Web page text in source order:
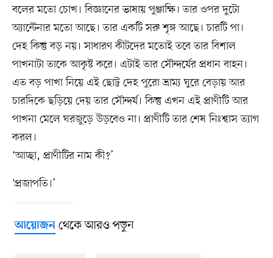
বলের মতো চোখ। বিজ্ঞানের ভাষায় পুঞ্জাক্ষি। তার ওপর দুটো
অ্যান্টেনার মতো আছে। তার একটি সরু শৃঙ্গ আছে। চারটি পা।
দেহ কিন্তু বড় নয়। সাধারণ কীটদের মতোই তবে তার বিশাল
পাখনাটা তাকে আকৃষ্ট করে। এটাই তার সৌন্দর্যের প্রধান বাহন।
এত বড় পাখা নিয়ে এই ছোট্ট দেহ পুরো ভ্রাম্য ঘুরে বেড়ায় আর
চারদিকে ছড়িয়ে দেয় তার সৌন্দর্য। কিন্তু এখন এই প্রাণীটি আর
পাখনা মেলে ঘরজুড়ে উড়বেও না। প্রাণীটি তার শেষ নিঃশ্বাস ত্যাগ
করল।
‘আচ্ছা, প্রাণীটির নাম কী?’
‘প্রজাপতি।’
আয়োজনথেকে আরও পড়ুন